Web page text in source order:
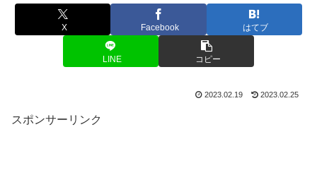
X Facebook はてブ
LINE コピー
2023.02.19 2023.02.25
スポンサーリンク